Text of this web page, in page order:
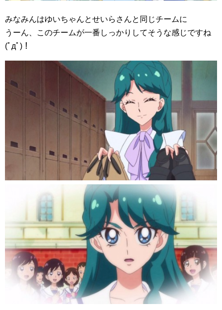
みなみんはゆいちゃんとせいらさんと同じチームに
うーん、このチームが一番しっかりしてそうな感じですね
(ﾟдﾟ)！